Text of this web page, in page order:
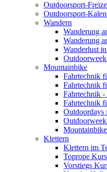
Outdoorsport-
Outdoorsport-
Wandern
Wanderung
Wanderung
Wanderlust
Mountainbike
Fahrtechnik
Fahrtechnik
Fahrtechnik
Fahrtechnik
Outdoordays
Klettern
Klettern im
Toprope
Vorstiegs